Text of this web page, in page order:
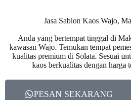
Jasa Sablon Kaos Wajo,
Anda yang bertempat tinggal di
kawasan Wajo. Temukan tempat
kualitas premium di Solata. Sesuai
kaos berkualitas dengan harga
PESAN SEKARANG